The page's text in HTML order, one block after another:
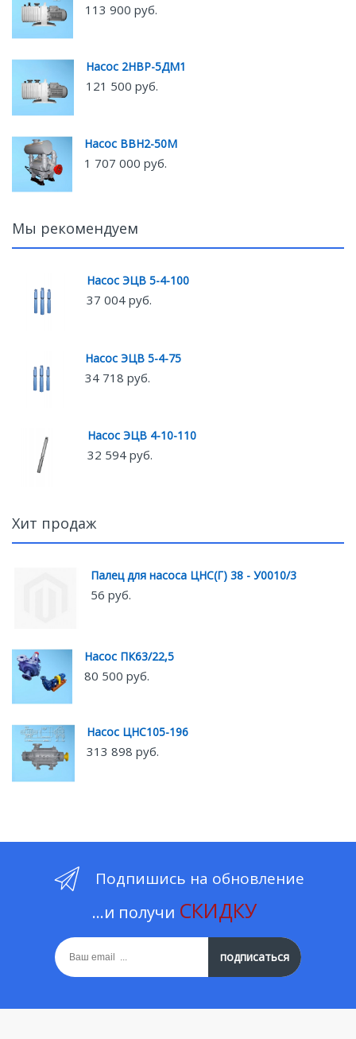
113 900 руб.
Насос 2НВР-5ДМ1
121 500 руб.
Насос ВВН2-50М
1 707 000 руб.
Мы рекомендуем
Насос ЭЦВ 5-4-100
37 004 руб.
Насос ЭЦВ 5-4-75
34 718 руб.
Насос ЭЦВ 4-10-110
32 594 руб.
Хит продаж
Палец для насоса ЦНС(Г) 38 - У0010/3
56 руб.
Насос ПК63/22,5
80 500 руб.
Насос ЦНС105-196
313 898 руб.
Подпишись на обновление
...и получи СКИДКУ
подписаться